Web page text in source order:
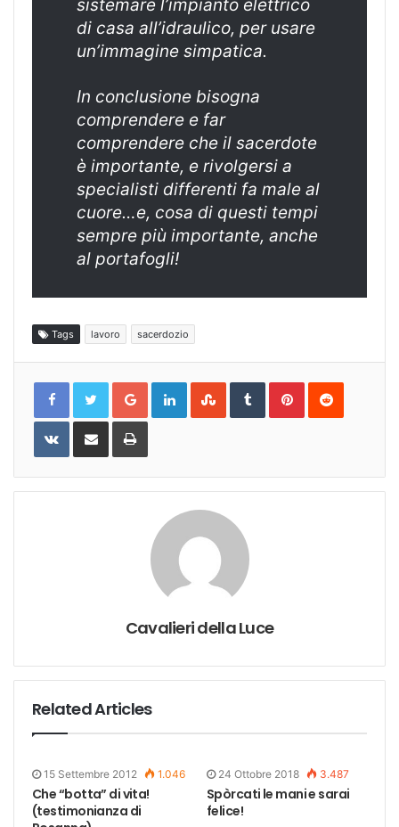
sistemare l’impianto elettrico
di casa all’idraulico, per usare
un’immagine simpatica.
In conclusione bisogna
comprendere e far
comprendere che il sacerdote
è importante, e rivolgersi a
specialisti differenti fa male al
cuore…e, cosa di questi tempi
sempre più importante, anche
al portafogli!
Tags lavoro sacerdozio
Google+LinkedInStumbleUpon
TumblrPinterestReddit
VKontakteShare
Email
Print
Cavalieri della Luce
Related Articles
15 Settembre 2012 1.046
Che “botta” di vita!
(testimonianza di
24 Ottobre 2018 3.487
Spòrcati le mani e sarai
felice!